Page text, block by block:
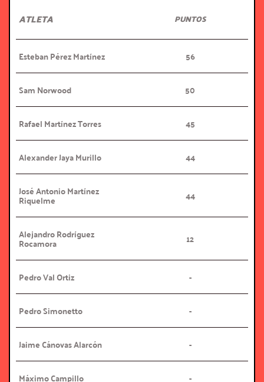
ATLETA PUNTOS
Esteban Pérez Martínez 56
Sam Norwood 50
Rafael Martínez Torres 45
Alexander Jaya Murillo 44
José Antonio Martínez
Riquelme 44
Alejandro Rodríguez
Rocamora 12
Pedro Val Ortiz -
Pedro Simonetto -
Jaime Cánovas Alarcón -
Máximo Campillo -